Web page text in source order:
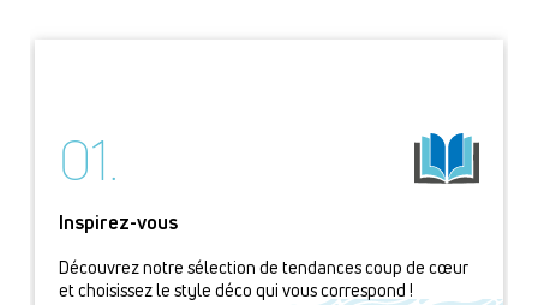
01.
Inspirez-vous
Découvrez notre sélection de tendances coup de cœur
et choisissez le style déco qui vous correspond !